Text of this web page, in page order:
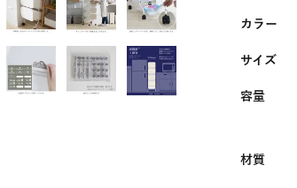
カラー
サイズ
容量
材質